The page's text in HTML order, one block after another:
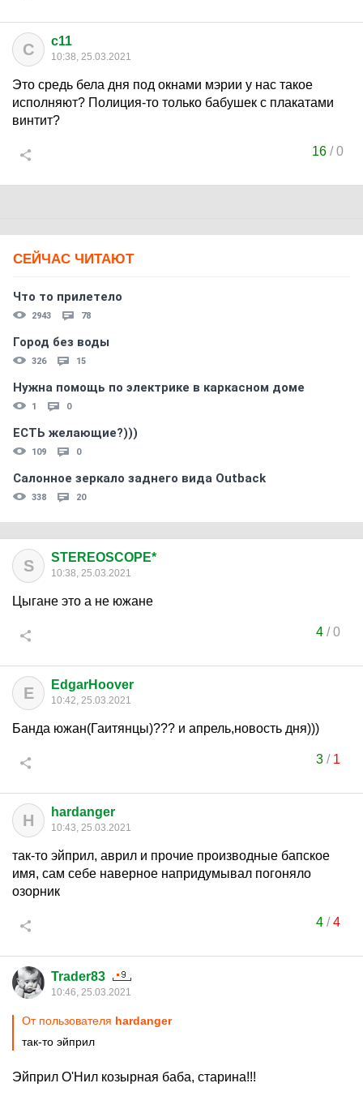
C c11
10:38, 25.03.2021
Это средь бела дня под окнами мэрии у нас такое
исполняют? Полиция-то только бабушек с плакатами
винтит?
16 /0
СЕЙЧАС ЧИТАЮТ
Что то прилетело
2943 78
Город без воды
326 15
Нужна помощь по электрике в каркасном доме
1 0
ЕСТЬ желающие?)))
109 0
Салонное зеркало заднего вида Outback
338 20
S STEREOSCOPE*
10:38, 25.03.2021
Цыгане это а не южане
4/0
E EdgarHoover
10:42, 25.03.2021
Банда южан(Гаитянцы)??? и апрель,новость дня)))
3/ 1
H hardanger
10:43, 25.03.2021
так-то эйприл, аврил и прочие производные бапское
имя, сам себе наверное напридумывал погоняло
озорник
4/4
Trader83
10:46, 25.03.2021
От пользователя hardanger
так-то эйприл
Эйприл О'Нил козырная баба, старина!!!